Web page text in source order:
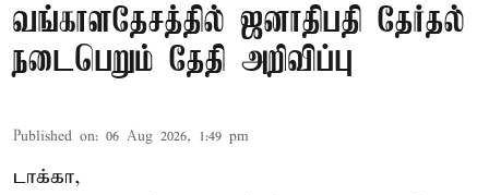
வங்காளதேசத்தில் ஜனாதிபதி தேர்தல்
நடைபெறும் தேதி அறிவிப்பு
Published on: 06 Aug 2026, 1:49 pm
டாக்கா,